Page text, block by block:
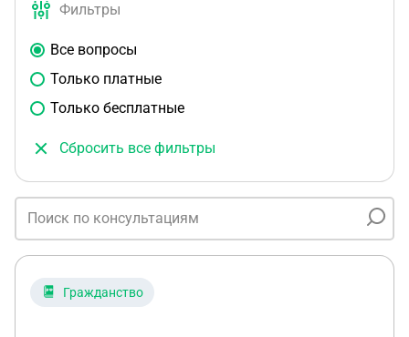
Фильтры
Все вопросы
Только платные
Только бесплатные
Сбросить все фильтры
Гражданство